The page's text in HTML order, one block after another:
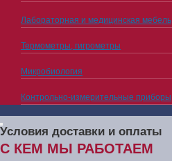
Лабораторная и медицинская мебель
Термометры, гигрометры
Микробиология
Контрольно-измерительные приборы
Условия доставки и оплаты
С КЕМ МЫ РАБОТАЕМ